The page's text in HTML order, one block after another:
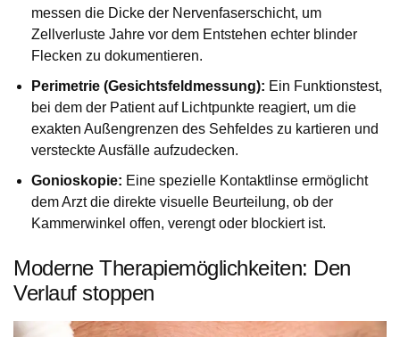
messen die Dicke der Nervenfaserschicht, um
Zellverluste Jahre vor dem Entstehen echter blinder
Flecken zu dokumentieren.
Perimetrie (Gesichtsfeldmessung): Ein Funktionstest,
bei dem der Patient auf Lichtpunkte reagiert, um die
exakten Außengrenzen des Sehfeldes zu kartieren und
versteckte Ausfälle aufzudecken.
Gonioskopie: Eine spezielle Kontaktlinse ermöglicht
dem Arzt die direkte visuelle Beurteilung, ob der
Kammerwinkel offen, verengt oder blockiert ist.
Moderne Therapiemöglichkeiten: Den
Verlauf stoppen